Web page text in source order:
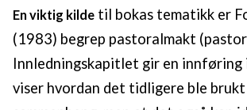
En viktig kilde til bokas tematikk er
(1983) begrep pastoralmakt
Innledningskapitlet gir en innføring
viser hvordan det tidligere ble